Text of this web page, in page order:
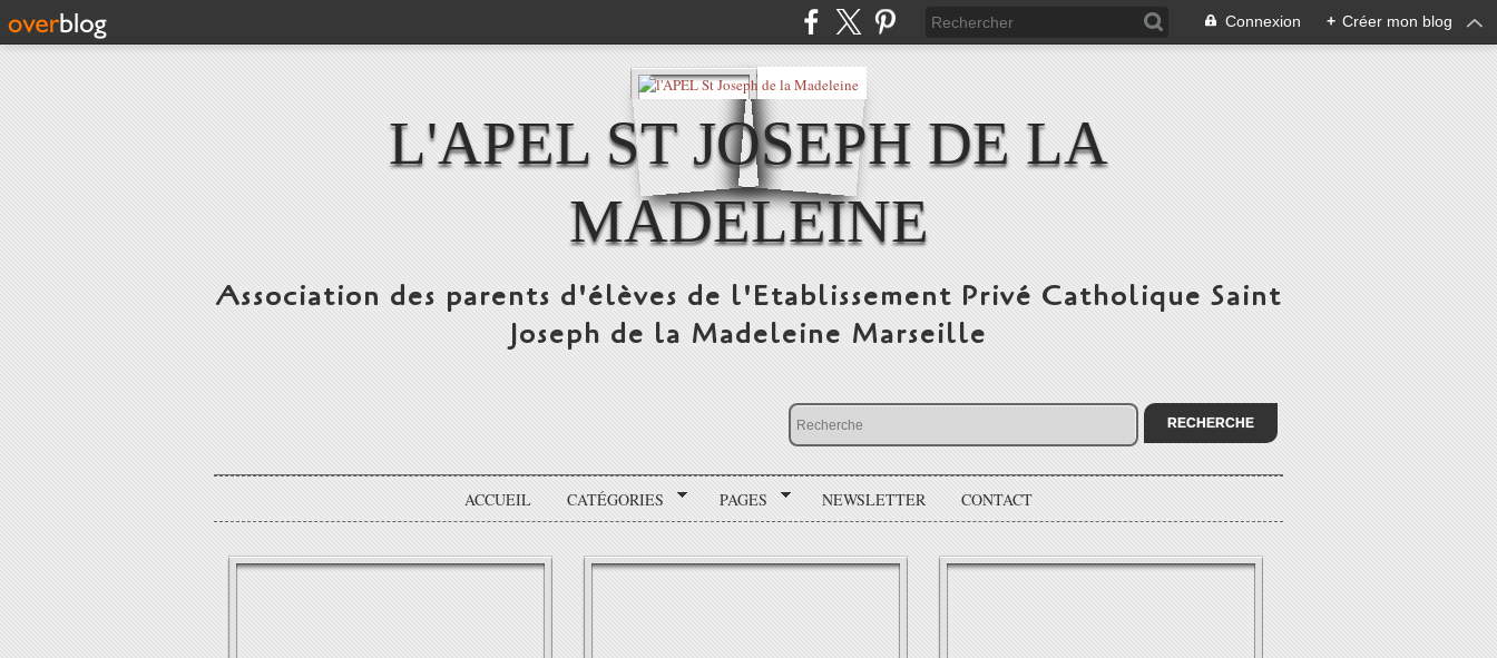
Connexion + Créer mon blog
L'APEL ST JOSEPH DE LA
MADELEINE
Association des parents d'élèves de l'Etablissement Privé Catholique Saint
Joseph de la Madeleine Marseille
ACCUEIL CATÉGORIES PAGES NEWSLETTER CONTACT